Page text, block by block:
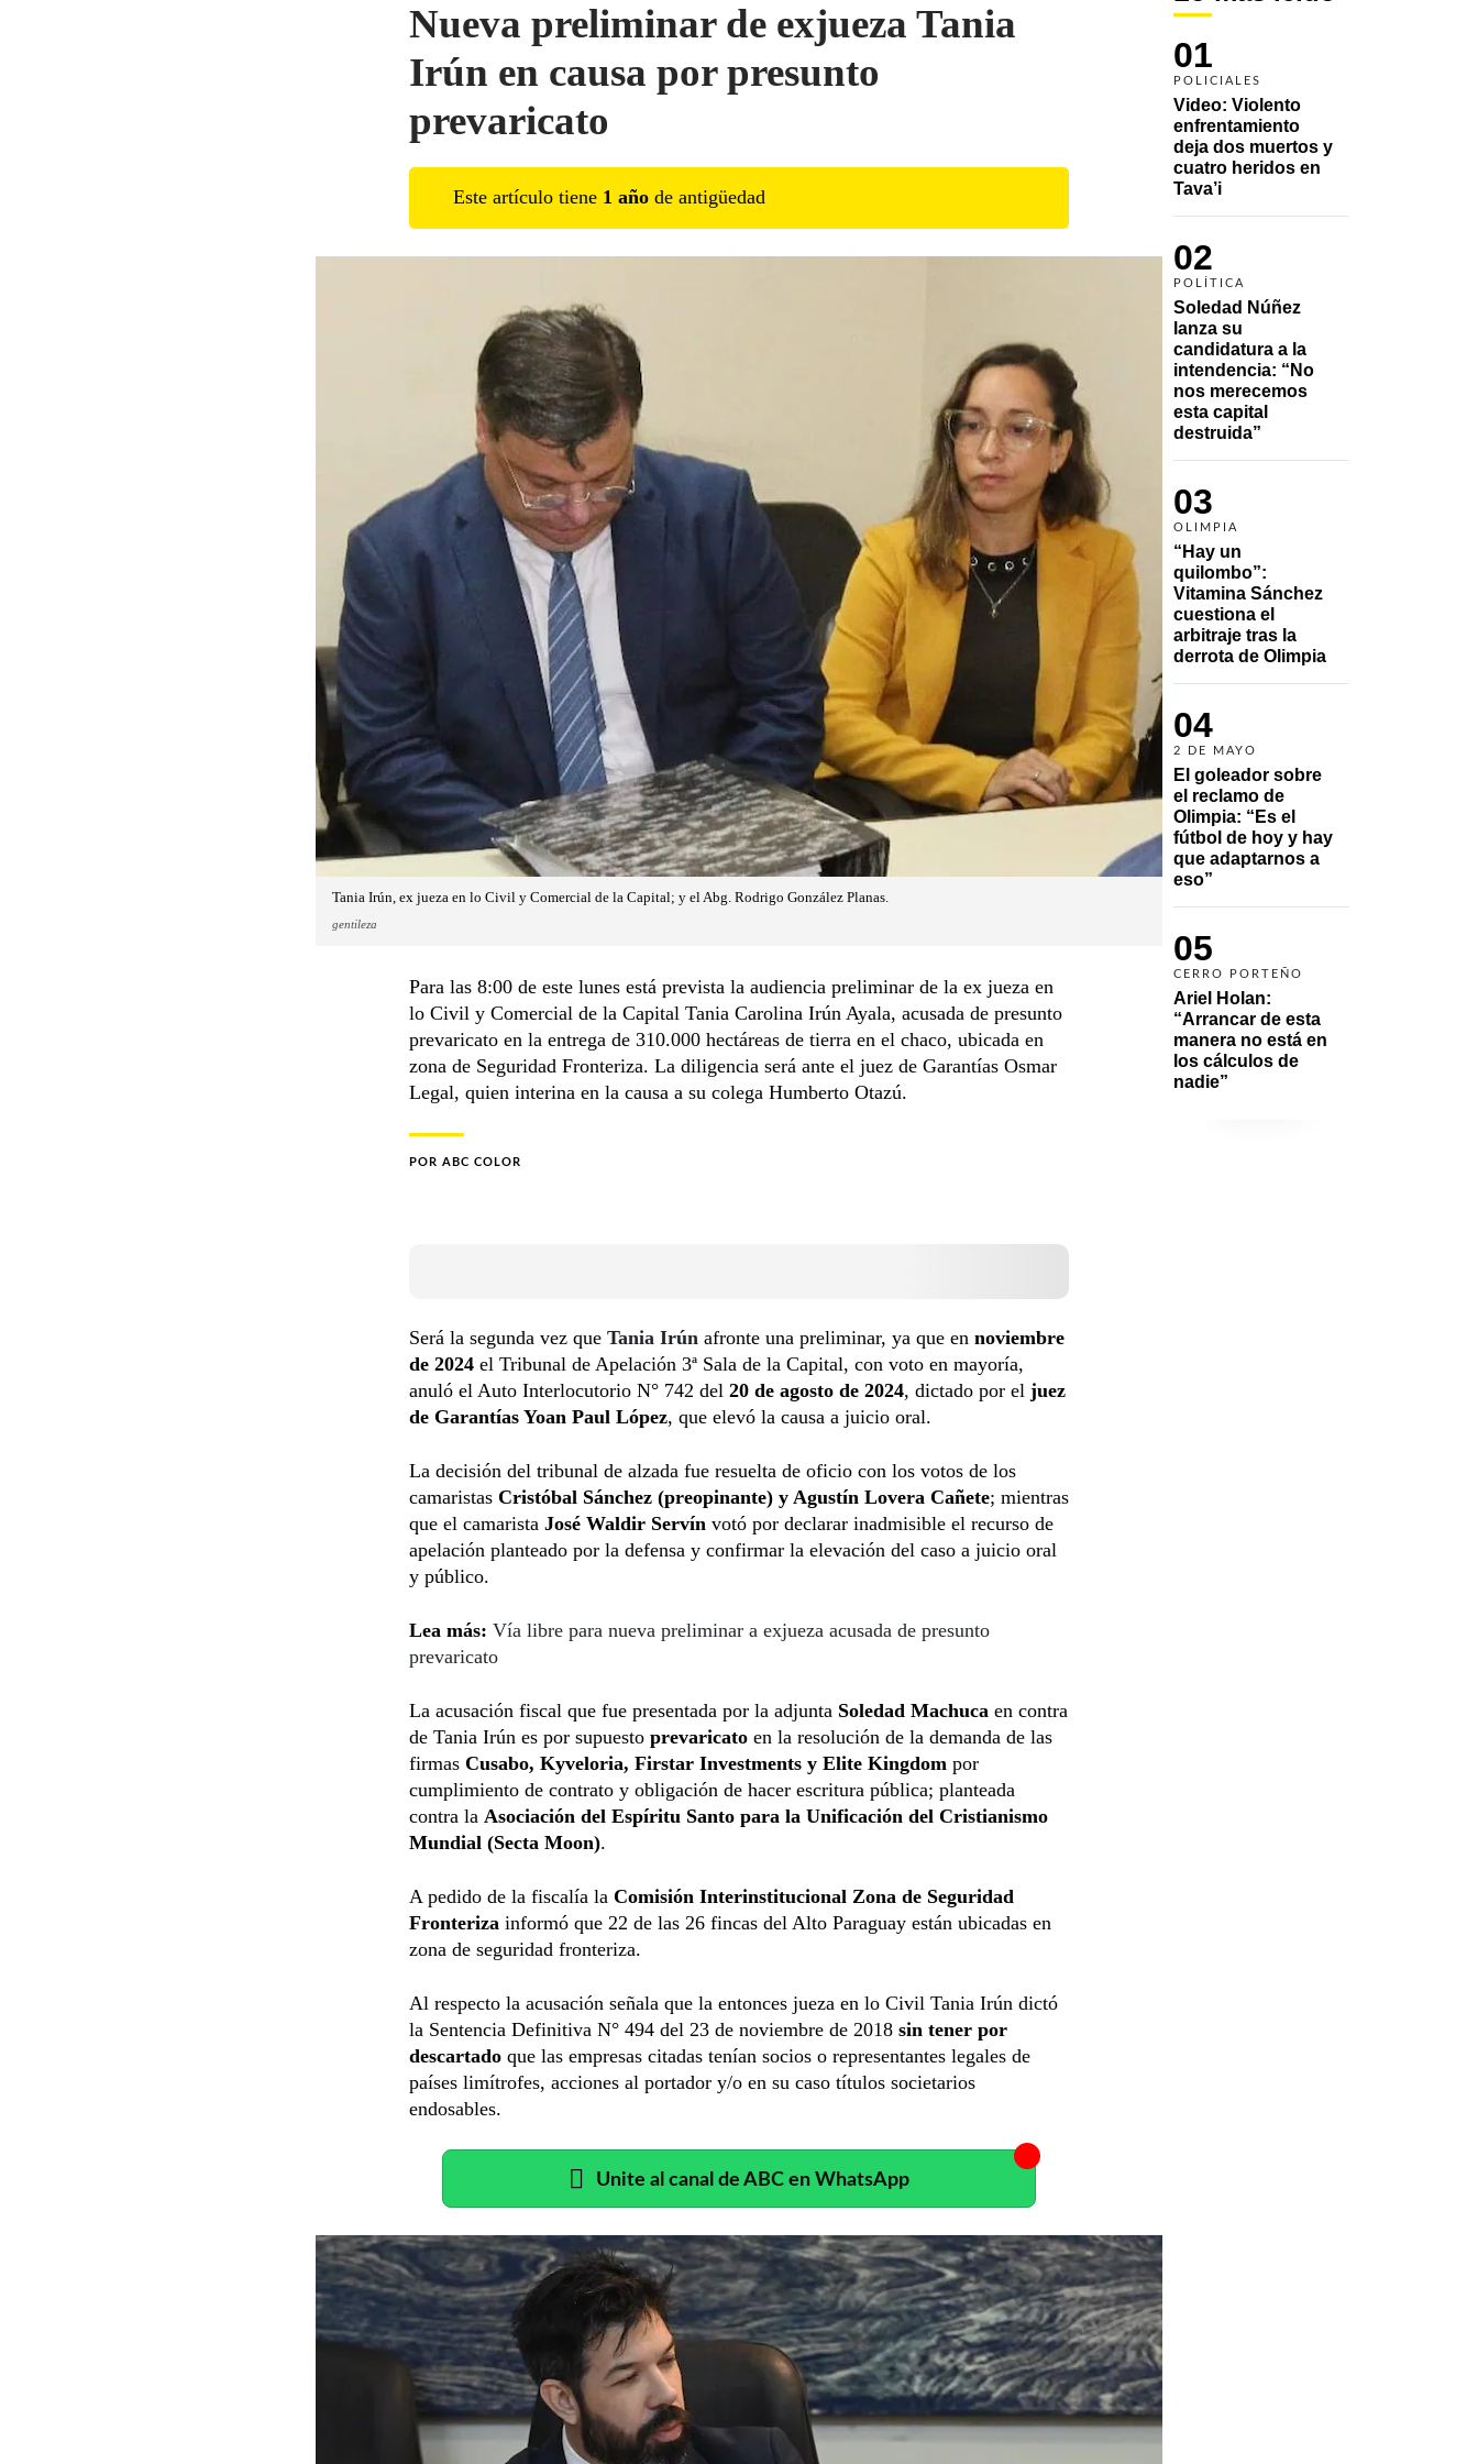
01
POLICIALES
Video: Violento
enfrentamiento
deja dos muertos y
cuatro heridos en
Tava’i
02
POLÍTICA
Soledad Núñez
lanza su
candidatura a la
intendencia: “No
nos merecemos
esta capital
destruida”
03
OLIMPIA
“Hay un
quilombo”:
Vitamina Sánchez
cuestiona el
arbitraje tras la
derrota de Olimpia
04
2 DE MAYO
El goleador sobre
el reclamo de
Olimpia: “Es el
fútbol de hoy y hay
que adaptarnos a
eso”
05
CERRO PORTEÑO
Ariel Holan:
“Arrancar de esta
manera no está en
los cálculos de
nadie”
Nueva preliminar de exjueza Tania
Irún en causa por presunto
prevaricato
Este artículo tiene 1 año de antigüedad
Tania Irún, ex jueza en lo Civil y Comercial de la Capital; y el Abg. Rodrigo González Planas.
gentileza
Para las 8:00 de este lunes está prevista la audiencia preliminar de la ex jueza en
lo Civil y Comercial de la Capital Tania Carolina Irún Ayala, acusada de presunto
prevaricato en la entrega de 310.000 hectáreas de tierra en el chaco, ubicada en
zona de Seguridad Fronteriza. La diligencia será ante el juez de Garantías Osmar
Legal, quien interina en la causa a su colega Humberto Otazú.
POR ABC COLOR
Será la segunda vez que Tania Irún afronte una preliminar, ya que en noviembre
de 2024 el Tribunal de Apelación 3ª Sala de la Capital, con voto en mayoría,
anuló el Auto Interlocutorio N° 742 del 20 de agosto de 2024, dictado por el juez
de Garantías Yoan Paul López, que elevó la causa a juicio oral.
La decisión del tribunal de alzada fue resuelta de oficio con los votos de los
camaristas Cristóbal Sánchez (preopinante) y Agustín Lovera Cañete; mientras
que el camarista José Waldir Servín votó por declarar inadmisible el recurso de
apelación planteado por la defensa y confirmar la elevación del caso a juicio oral
y público.
Lea más: Vía libre para nueva preliminar a exjueza acusada de presunto
prevaricato
La acusación fiscal que fue presentada por la adjunta Soledad Machuca en contra
de Tania Irún es por supuesto prevaricato en la resolución de la demanda de las
firmas Cusabo, Kyveloria, Firstar Investments y Elite Kingdom por
cumplimiento de contrato y obligación de hacer escritura pública; planteada
contra la Asociación del Espíritu Santo para la Unificación del Cristianismo
Mundial (Secta Moon).
A pedido de la fiscalía la Comisión Interinstitucional Zona de Seguridad
Fronteriza informó que 22 de las 26 fincas del Alto Paraguay están ubicadas en
zona de seguridad fronteriza.
Al respecto la acusación señala que la entonces jueza en lo Civil Tania Irún dictó
la Sentencia Definitiva N° 494 del 23 de noviembre de 2018 sin tener por
descartado que las empresas citadas tenían socios o representantes legales de
países limítrofes, acciones al portador y/o en su caso títulos societarios
endosables.
Unite al canal de ABC en WhatsApp